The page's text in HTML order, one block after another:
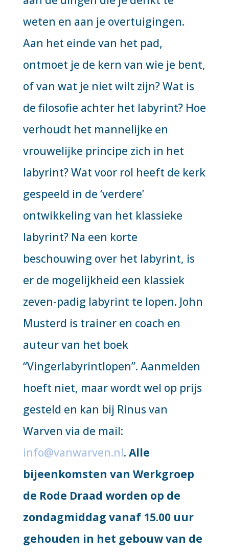
weten en aan je overtuigingen.
Aan het einde van het pad,
ontmoet je de kern van wie je bent,
of van wat je niet wilt zijn? Wat is
de filosofie achter het labyrint? Hoe
verhoudt het mannelijke en
vrouwelijke principe zich in het
labyrint? Wat voor rol heeft de kerk
gespeeld in de ‘verdere’
ontwikkeling van het klassieke
labyrint? Na een korte
beschouwing over het labyrint, is
er de mogelijkheid een klassiek
zeven-padig labyrint te lopen. John
Musterd is trainer en coach en
auteur van het boek
“Vingerlabyrintlopen”. Aanmelden
hoeft niet, maar wordt wel op prijs
gesteld en kan bij Rinus van
Warven via de mail:
info@vanwarven.nl. Alle
bijeenkomsten van Werkgroep
de Rode Draad worden op de
zondagmiddag vanaf 15.00 uur
gehouden in het gebouw van de